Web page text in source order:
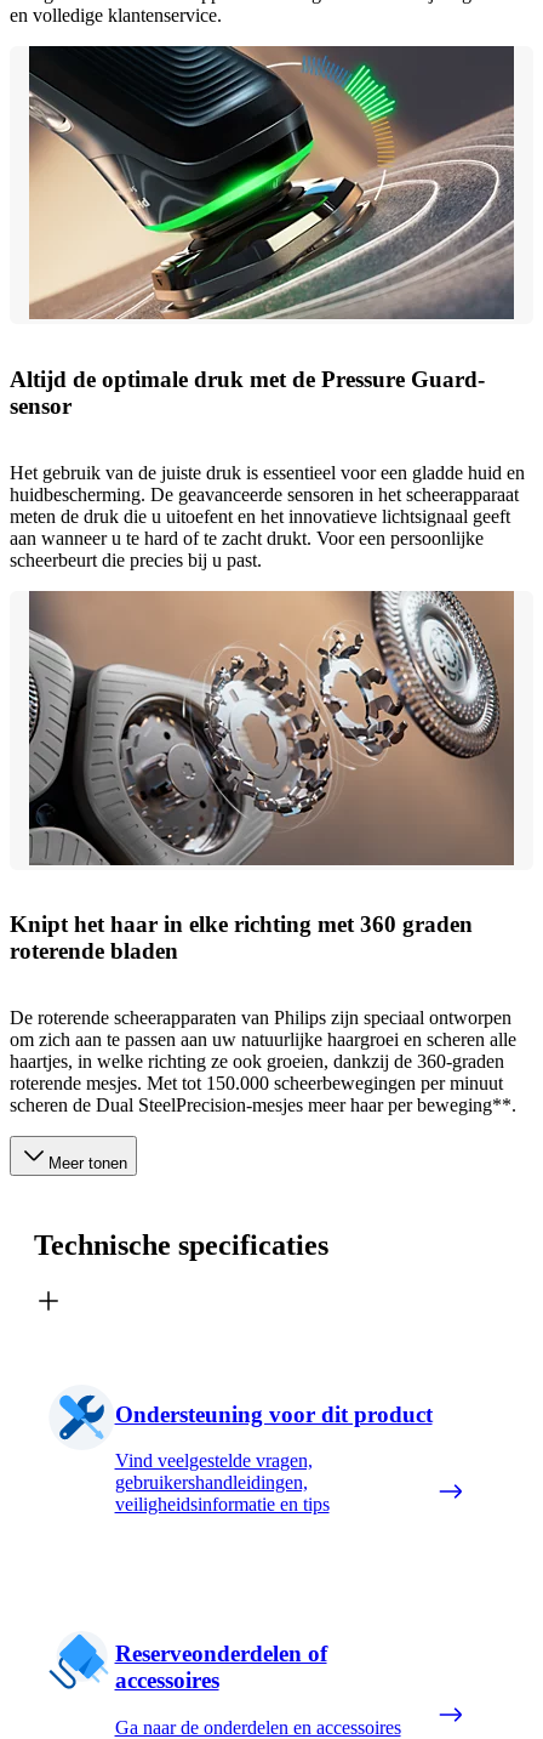
en volledige klantenservice.
Altijd de optimale druk met de Pressure Guard-
sensor
Het gebruik van de juiste druk is essentieel voor een gladde huid en
huidbescherming. De geavanceerde sensoren in het scheerapparaat
meten de druk die u uitoefent en het innovatieve lichtsignaal geeft
aan wanneer u te hard of te zacht drukt. Voor een persoonlijke
scheerbeurt die precies bij u past.
Knipt het haar in elke richting met 360 graden
roterende bladen
De roterende scheerapparaten van Philips zijn speciaal ontworpen
om zich aan te passen aan uw natuurlijke haargroei en scheren alle
haartjes, in welke richting ze ook groeien, dankzij de 360-graden
roterende mesjes. Met tot 150.000 scheerbewegingen per minuut
scheren de Dual SteelPrecision-mesjes meer haar per beweging**.
Meer tonen
Technische specificaties
Ondersteuning voor dit product
Vind veelgestelde vragen,
gebruikershandleidingen,
veiligheidsinformatie en tips
Reserveonderdelen of
accessoires
Ga naar de onderdelen en accessoires